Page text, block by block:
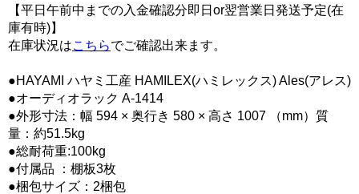
【平日午前中までの入金確認分即日or翌営業日発送予定(在
庫有時)】
在庫状況はこちらでご確認出来ます。
●HAYAMI ハヤミ工産 HAMILEX(ハミレックス) Ales(アレス)
●オーディオラック A-1414
●外形寸法：幅 594 × 奥行き 580 × 高さ 1007 （mm）質
量：約51.5kg
●総耐荷重:100kg
●付属品 ：棚板3枚
●梱包サイズ：2梱包